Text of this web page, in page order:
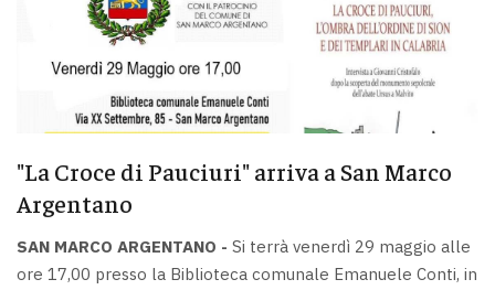
"La Croce di Pauciuri" arriva a San Marco
Argentano
SAN MARCO ARGENTANO - Si terrà venerdì 29 maggio alle
ore 17,00 presso la Biblioteca comunale Emanuele Conti, in